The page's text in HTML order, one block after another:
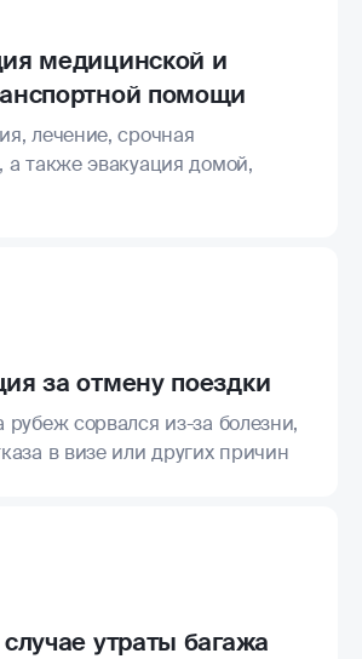
медицинской и
помощи
лечение, срочная
а также эвакуация домой,
за отмену поездки
рубеж сорвался из-за болезни,
в визе или других причин
утраты багажа